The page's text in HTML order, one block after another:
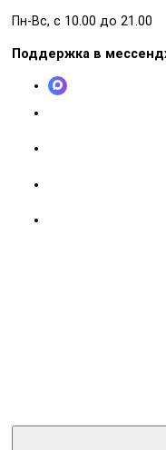
Пн-Вс, с 10.00 до 21.00
Поддержка в